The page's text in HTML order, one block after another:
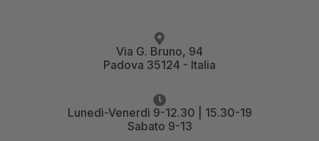
Via G. Bruno, 94
Padova 35124 - Italia
Lunedì-Venerdì 9-12.30 | 15.30-19
Sabato 9-13